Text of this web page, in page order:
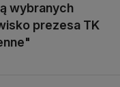
wybranych
prezesa TK